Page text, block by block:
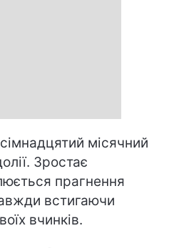
місячний
Зростає
прагнення
встигаючи
вчинків.